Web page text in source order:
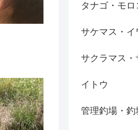
タナゴ・モロ
サケマス・イ
サクラマス・
イトウ
管理釣場・釣